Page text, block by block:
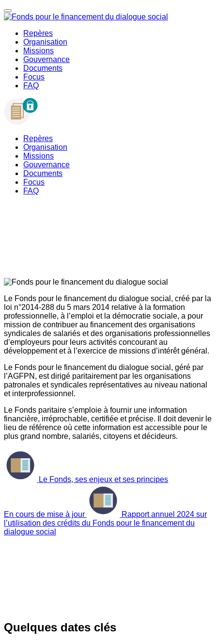
Repères
Organisation
Missions
Gouvernance
Documents
Focus
FAQ
Repères
Organisation
Missions
Gouvernance
Documents
Focus
FAQ
Le Fonds pour le financement du dialogue social, créé par la
loi n°2014-288 du 5 mars 2014 relative à la formation
professionnelle, à l’emploi et la démocratie sociale, a pour
mission de contribuer au financement des organisations
syndicales de salariés et des organisations professionnelles
d’employeurs pour leurs activités concourant au
développement et à l’exercice de missions d’intérêt général.
Le Fonds pour le financement du dialogue social, géré par
l’AGFPN, est dirigé paritairement par les organisations
patronales et syndicales représentatives au niveau national
et interprofessionnel.
Le Fonds paritaire s’emploie à fournir une information
financière, irréprochable, certifiée et précise. Il doit devenir le
lieu de référence où cette information est accessible pour le
plus grand nombre, salariés, citoyens et décideurs.
Le Fonds, ses enjeux et ses principes
En cours de mise à jour
Rapport annuel 2024 sur
l’utilisation des crédits du Fonds pour le financement du
dialogue social
Quelques dates clés